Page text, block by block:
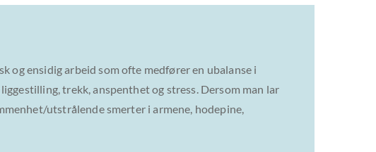
og ensidig arbeid som ofte medfører en ubalanse i
trekk, anspenthet og stress. Dersom man lar
utstrålende smerter i armene, hodepine,